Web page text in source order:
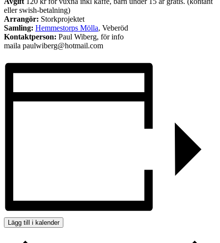
eller swish-betalning)
Arrangör: Storkprojektet
Samling: Hemmestorps Mölla, Veberöd
Kontaktperson: Paul Wiberg, för info
maila paulwiberg@hotmail.com
Lägg till i kalender